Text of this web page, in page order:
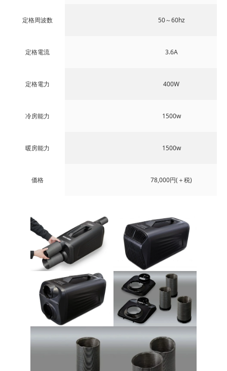
定格周波数 50～60hz
定格電流 3.6A
定格電力 400W
冷房能力 1500w
暖房能力 1500w
価格 78,000円(＋税)